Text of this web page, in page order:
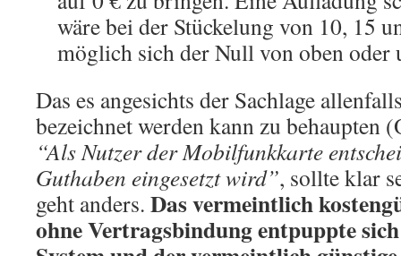
wäre bei der Stückelung von 10, 15
möglich sich der Null von oben oder
Das es angesichts der Sachlage
bezeichnet werden kann zu behaupten
“Als Nutzer der Mobilfunkkarte
Guthaben eingesetzt wird”, sollte klar
geht anders. Das vermeintlich
ohne Vertragsbindung entpuppte